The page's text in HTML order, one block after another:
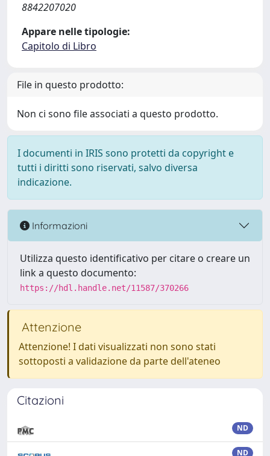
8842207020
Appare nelle tipologie:
Capitolo di Libro
File in questo prodotto:
Non ci sono file associati a questo prodotto.
I documenti in IRIS sono protetti da copyright e
tutti i diritti sono riservati, salvo diversa
indicazione.
Informazioni
Utilizza questo identificativo per citare o creare un
link a questo documento:
https://hdl.handle.net/11587/370266
Attenzione
Attenzione! I dati visualizzati non sono stati
sottoposti a validazione da parte dell'ateneo
Citazioni
ND
ND